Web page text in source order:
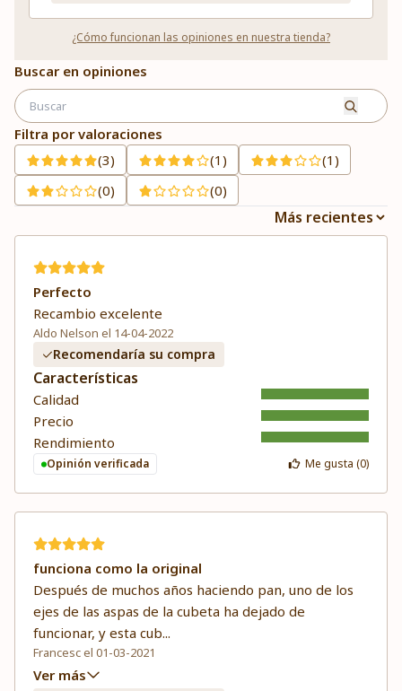
¿Cómo funcionan las opiniones en nuestra tienda?
Buscar en opiniones
Filtra por valoraciones
(3)
(1)
(1)
(0)
(0)
Perfecto
Recambio excelente
Aldo Nelson el 14-04-2022
Recomendaría su compra
Características
Calidad
Precio
Rendimiento
Opinión verificada Me gusta (0)
funciona como la original
Después de muchos años haciendo pan, uno de los
ejes de las aspas de la cubeta ha dejado de
funcionar, y esta cub...
Francesc el 01-03-2021
Ver más